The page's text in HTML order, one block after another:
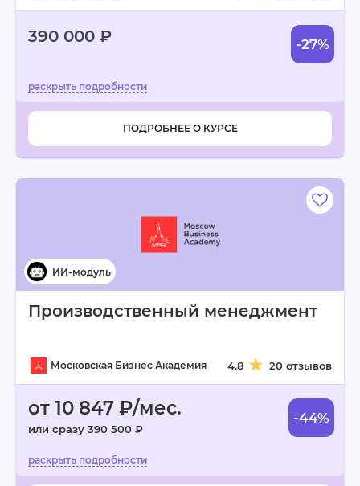
390 000 ₽ -27%
ПОДРОБНЕЕ О КУРСЕ
Производственный менеджмент
Московская Бизнес Академия 4.8 20 отзывов
от 10 847 ₽/мес.
или сразу 390 500 ₽
-44%